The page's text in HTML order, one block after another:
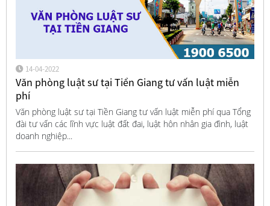
14-04-2022
Văn phòng luật sư tại Tiền Giang tư vấn luật miễn
phí
Văn phòng luật sư tại Tiền Giang tư vấn luật miễn phí qua Tổng
đài tư vấn các lĩnh vực luật đất đai, luật hôn nhân gia đình, luật
doanh nghiệp...